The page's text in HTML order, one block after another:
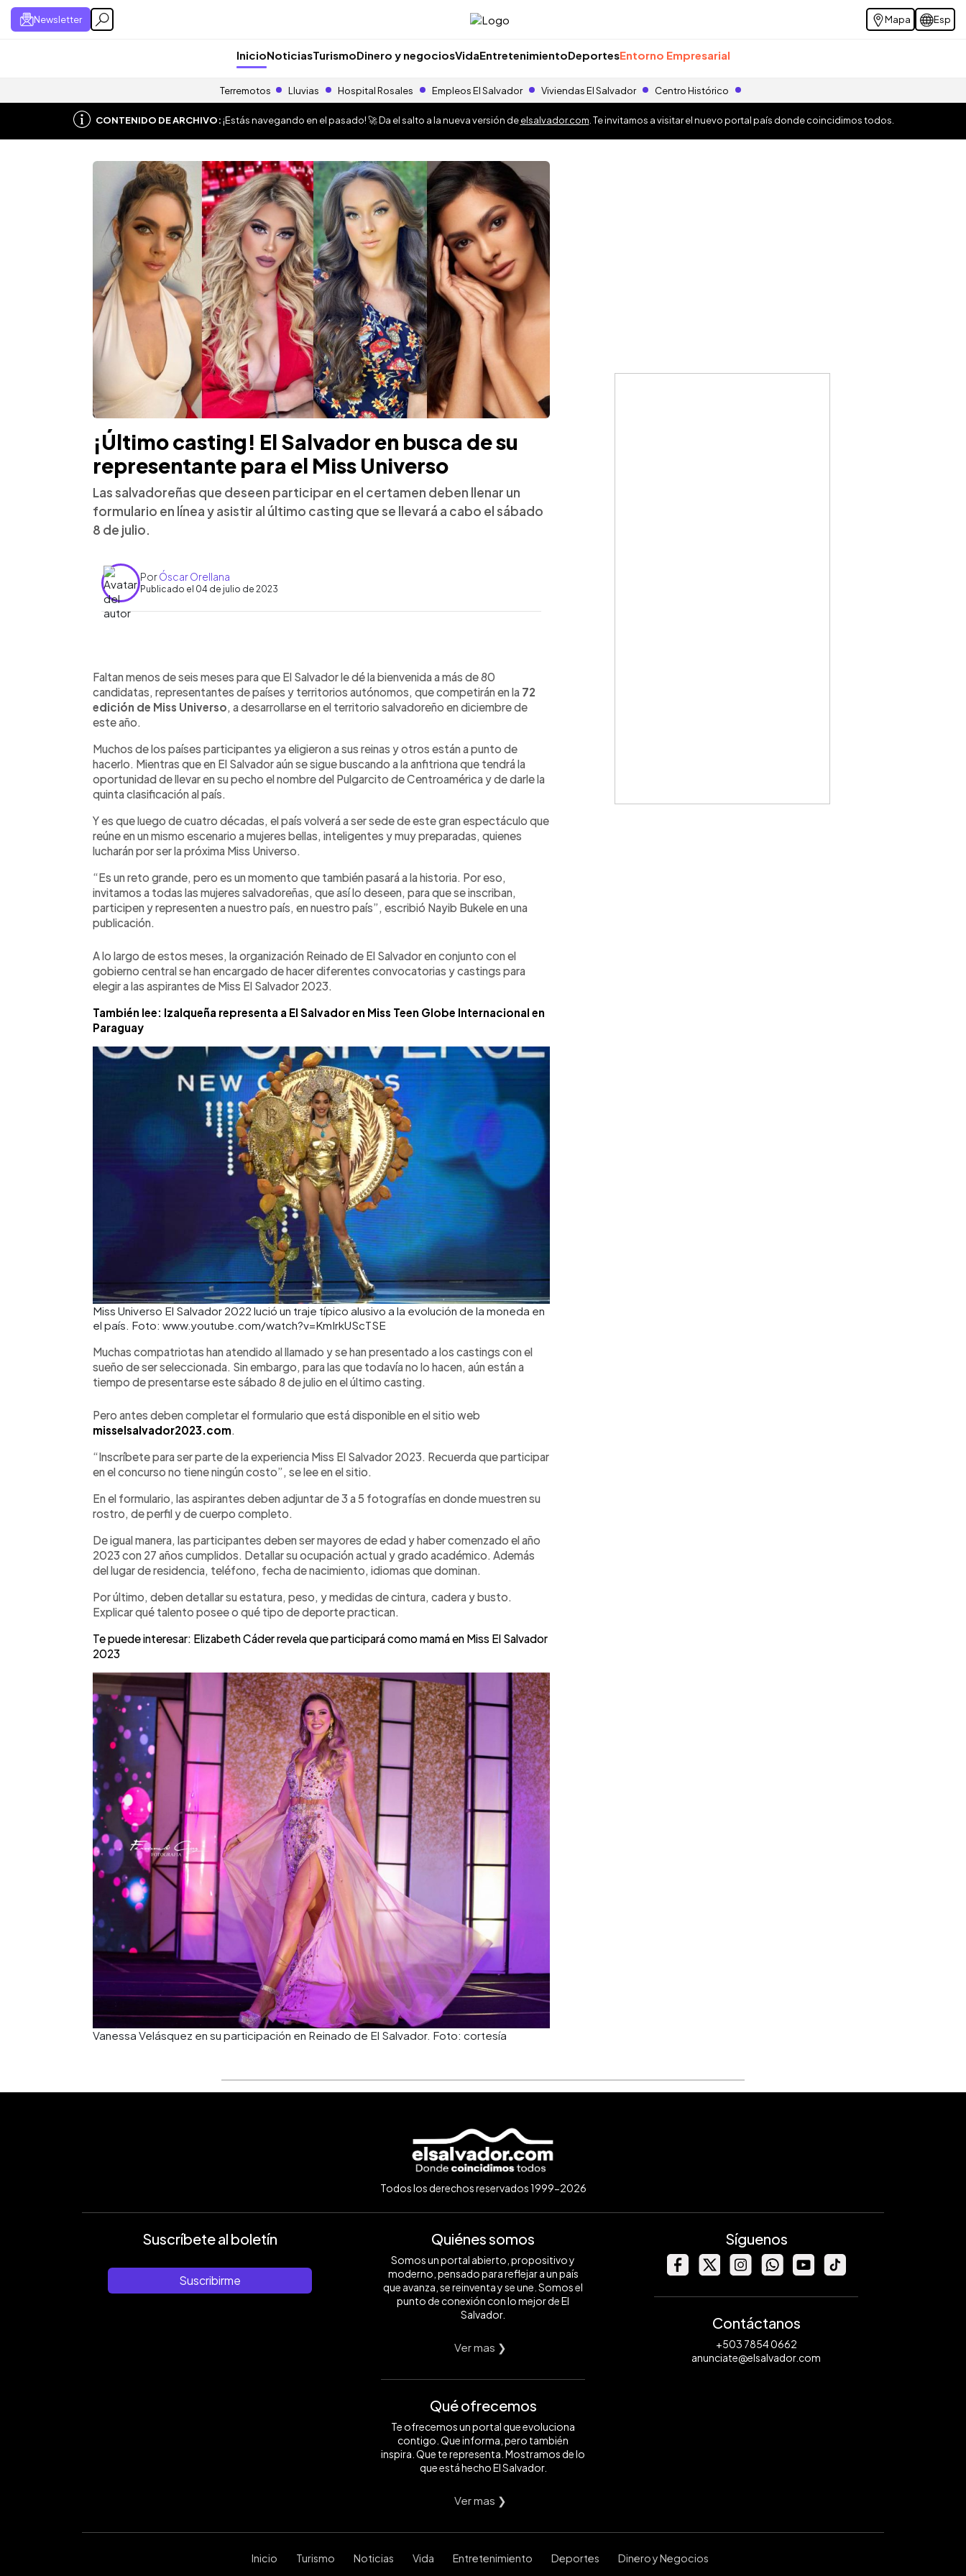
Newsletter Mapa Esp
InicioNoticiasTurismoDinero y negociosVidaEntretenimientoDeportesEntorno Empresarial
Terremotos Lluvias Hospital Rosales Empleos El Salvador Viviendas El Salvador Centro Histórico
CONTENIDO DE ARCHIVO:¡Estás navegando en el pasado! 🚀 Da el salto a la nueva versión deelsalvador.com . Te invitamos a visitar el nuevo portal país donde coincidimos todos.
¡Último casting! El Salvador en busca de su
representante para el Miss Universo
Las salvadoreñas que deseen participar en el certamen deben llenar un
formulario en línea y asistir al último casting que se llevará a cabo el sábado
8 de julio.
PorÓscar Orellana
Publicado el 04 de julio de 2023
Escuchar artículo
Faltan menos de seis meses para que El Salvador le dé la bienvenida a más de 80
candidatas, representantes de países y territorios autónomos, que competirán en la 72
edición de Miss Universo , a desarrollarse en el territorio salvadoreño en diciembre de
este año.
Muchos de los países participantes ya eligieron a sus reinas y otros están a punto de
hacerlo. Mientras que en El Salvador aún se sigue buscando a la anfitriona que tendrá la
oportunidad de llevar en su pecho el nombre del Pulgarcito de Centroamérica y de darle la
quinta clasificación al país.
Y es que luego de cuatro décadas, el país volverá a ser sede de este gran espectáculo que
reúne en un mismo escenario a mujeres bellas, inteligentes y muy preparadas, quienes
lucharán por ser la próxima Miss Universo.
“Es un reto grande, pero es un momento que también pasará a la historia. Por eso,
invitamos a todas las mujeres salvadoreñas, que así lo deseen, para que se inscriban,
participen y representen a nuestro país, en nuestro país”, escribió Nayib Bukele en una
publicación.
A lo largo de estos meses, la organización Reinado de El Salvador en conjunto con el
gobierno central se han encargado de hacer diferentes convocatorias y castings para
elegir a las aspirantes de Miss El Salvador 2023.
También lee: Izalqueña representa a El Salvador en Miss Teen Globe Internacional en
Paraguay
Miss Universo El Salvador 2022 lució un traje típico alusivo a la evolución de la moneda en
el país. Foto: www.youtube.com/watch?v=KmIrkUScTSE
Muchas compatriotas han atendido al llamado y se han presentado a los castings con el
sueño de ser seleccionada. Sin embargo, para las que todavía no lo hacen, aún están a
tiempo de presentarse este sábado 8 de julio en el último casting.
Pero antes deben completar el formulario que está disponible en el sitio web
misselsalvador2023.com
“Inscríbete para ser parte de la experiencia Miss El Salvador 2023. Recuerda que participar
en el concurso no tiene ningún costo”, se lee en el sitio.
En el formulario, las aspirantes deben adjuntar de 3 a 5 fotografías en donde muestren su
rostro, de perfil y de cuerpo completo.
De igual manera, las participantes deben ser mayores de edad y haber comenzado el año
2023 con 27 años cumplidos. Detallar su ocupación actual y grado académico. Además
del lugar de residencia, teléfono, fecha de nacimiento, idiomas que dominan.
Por último, deben detallar su estatura, peso, y medidas de cintura, cadera y busto.
Explicar qué talento posee o qué tipo de deporte practican.
Te puede interesar: Elizabeth Cáder revela que participará como mamá en Miss El Salvador
2023
Vanessa Velásquez en su participación en Reinado de El Salvador. Foto: cortesía
Todos los derechos reservados 1999-2026
Suscríbete al boletín
Suscribirme
Quiénes somos
Somos un portal abierto, propositivo y
moderno, pensado para reflejar a un país
que avanza, se reinventa y se une. Somos el
punto de conexión con lo mejor de El
Salvador.
Ver mas ❯
Qué ofrecemos
Te ofrecemos un portal que evoluciona
contigo. Que informa, pero también
inspira. Que te representa. Mostramos de lo
que está hecho El Salvador.
Ver mas ❯
Síguenos
Contáctanos
+503 7854 0662
anunciate@elsalvador.com
Inicio Turismo Noticias Vida Entretenimiento Deportes Dinero y Negocios